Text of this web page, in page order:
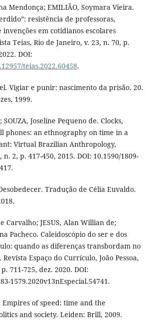
Mendonça; EMILIÃO, Soymara Vieira.
resistência de professoras,
em cotidianos escolares
Teias, Rio de Janeiro, v. 23, n. 70, p.
DOI:
teias.2022.60458.
Vigiar e punir: nascimento da prisão. 20.
1999.
SOUZA, Joseline Pequeno de. Clocks,
phones: an ethnography on time in a
Virtual Brazilian Anthropology,
n. 2, p. 417-450, 2015. DOI: 10.1590/1809-
Tradução de Célia Euvaldo.
Carvalho; JESUS, Alan Willian de;
Pacheco. Caleidoscópio do ser e dos
quando as diferenças transbordam no
Espaço do Currículo, João Pessoa,
711-725, dez. 2020. DOI:
1579.2020v13nEspecial.54741.
Empires of speed: time and the
and society. Leiden: Brill, 2009.